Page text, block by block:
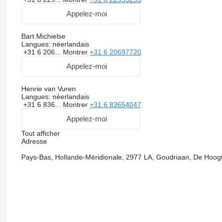
Appelez-moi
Bart Michielse
Langues: néerlandais
+31 6 206... Montrer +31 6 20697720
Appelez-moi
Henrie van Vuren
Langues: néerlandais
+31 6 836... Montrer +31 6 83654047
Appelez-moi
Tout afficher
Adresse
Pays-Bas, Hollande-Méridionale, 2977 LA, Goudriaan, De